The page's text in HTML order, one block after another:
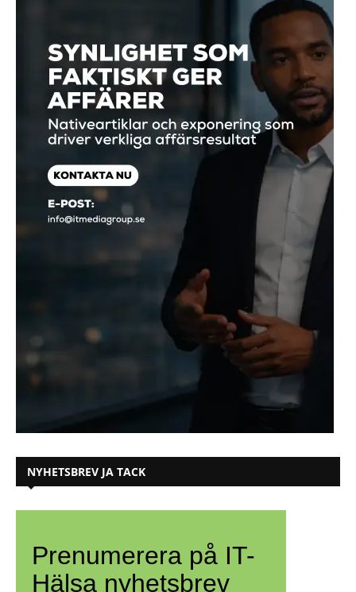
NYHETSBREV JA TACK